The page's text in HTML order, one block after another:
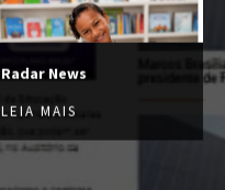
Radar News
LEIA MAIS